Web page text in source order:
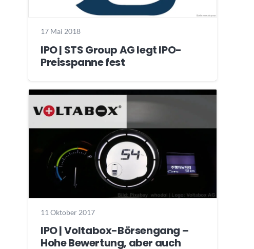
17 Mai 2018
IPO | STS Group AG legt IPO-
Preisspanne fest
11 Oktober 2017
IPO | Voltabox-Börsengang –
Hohe Bewertung, aber auch